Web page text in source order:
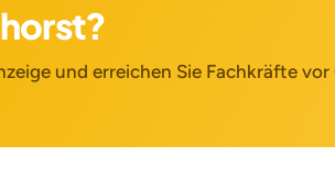
und erreichen Sie Fachkräfte vor